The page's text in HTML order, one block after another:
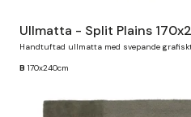
Ullmatta - Split Plains
Handtuftad ullmatta med svepande
B 170x240cm